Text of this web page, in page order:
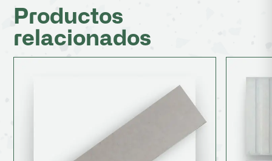
Productos
relacionados